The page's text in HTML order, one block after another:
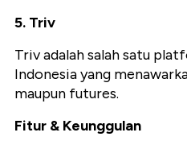
5. Triv
Triv adalah salah satu
Indonesia yang
maupun futures.
Fitur & Keunggulan